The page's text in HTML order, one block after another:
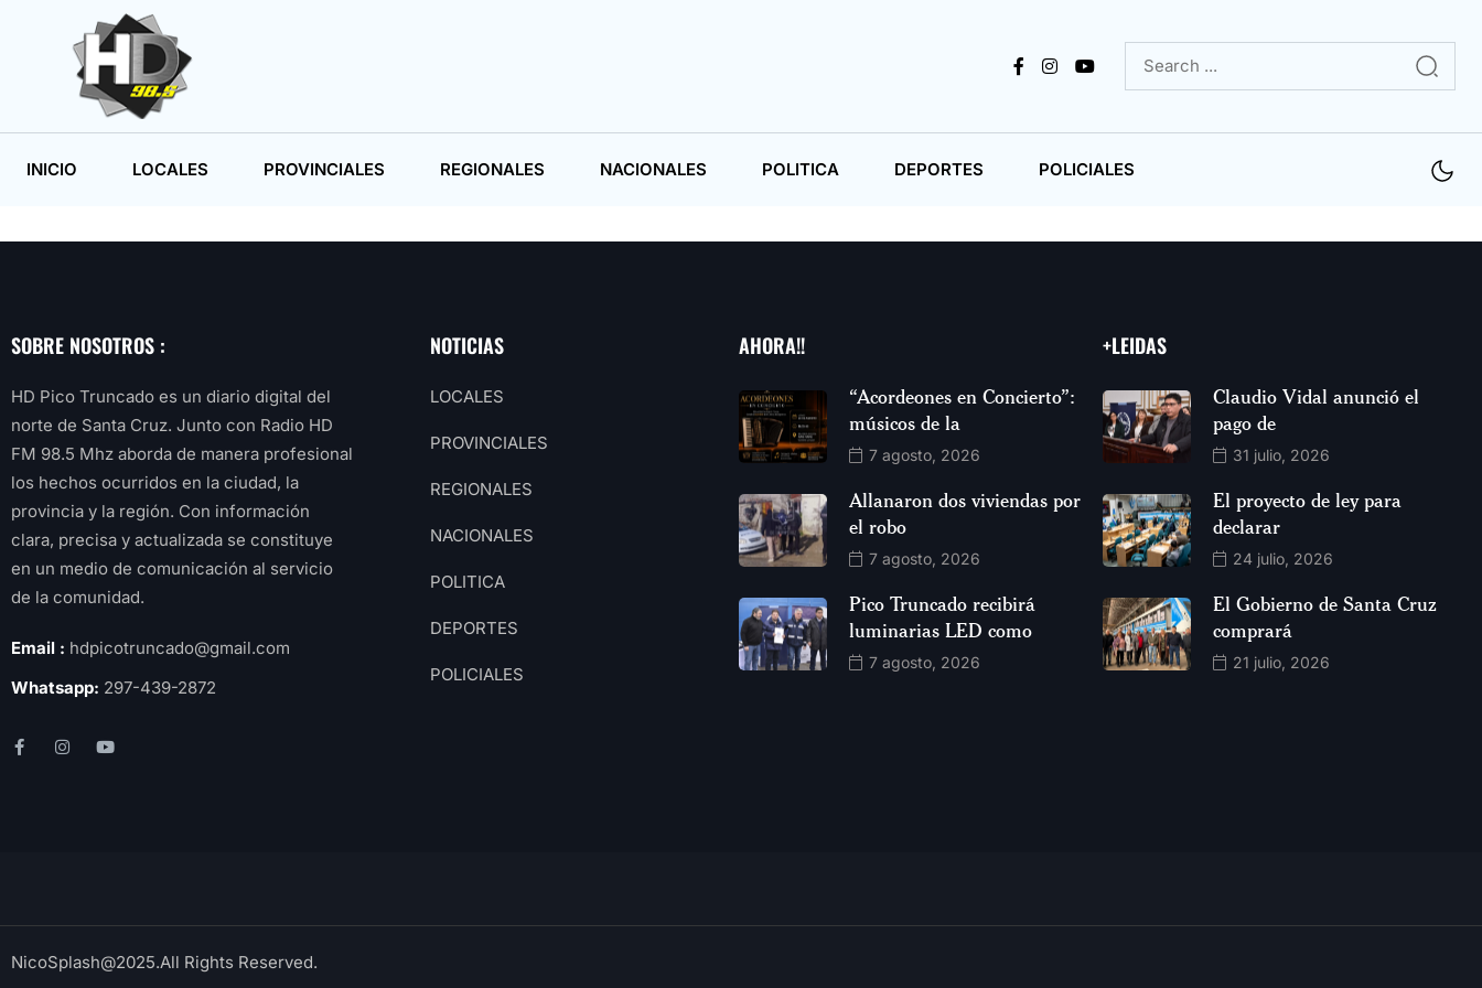
INICIO LOCALES PROVINCIALES REGIONALES NACIONALES POLITICA DEPORTES POLICIALES
SOBRE NOSOTROS :
HD Pico Truncado es un diario digital del
norte de Santa Cruz. Junto con Radio HD
FM 98.5 Mhz aborda de manera profesional
los hechos ocurridos en la ciudad, la
provincia y la región. Con información
clara, precisa y actualizada se constituye
en un medio de comunicación al servicio
de la comunidad.
Email : hdpicotruncado@gmail.com
Whatsapp: 297-439-2872
NOTICIAS
LOCALES
PROVINCIALES
REGIONALES
NACIONALES
POLITICA
DEPORTES
POLICIALES
AHORA!!
“Acordeones en Concierto”:
músicos de la
7 agosto, 2026
Allanaron dos viviendas por
el robo
7 agosto, 2026
Pico Truncado recibirá
luminarias LED como
7 agosto, 2026
+LEIDAS
Claudio Vidal anunció el
pago de
31 julio, 2026
El proyecto de ley para
declarar
24 julio, 2026
El Gobierno de Santa Cruz
comprará
21 julio, 2026
NicoSplash@2025.All Rights Reserved.